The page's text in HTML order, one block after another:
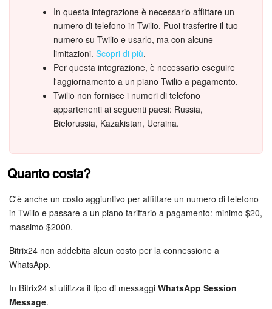
CRM
Prenotazione online
Contact Center
Sales Center
Generatore BI
Bitrix24 Market
Online store
Dipendenti
In questa integrazione è necessario affittare un
numero di telefono in Twilio. Puoi trasferire il tuo
numero su Twilio e usarlo, ma con alcune
limitazioni. Scopri di più.
Per questa integrazione, è necessario eseguire
l'aggiornamento a un piano Twilio a pagamento.
Twilio non fornisce i numeri di telefono
appartenenti ai seguenti paesi: Russia,
Bielorussia, Kazakistan, Ucraina.
Quanto costa?
C'è anche un costo aggiuntivo per affittare un numero di telefono
in Twilio e passare a un piano tariffario a pagamento: minimo $20,
massimo $2000.
Bitrix24 non addebita alcun costo per la connessione a
WhatsApp.
In Bitrix24 si utilizza il tipo di messaggi WhatsApp Session
Message.